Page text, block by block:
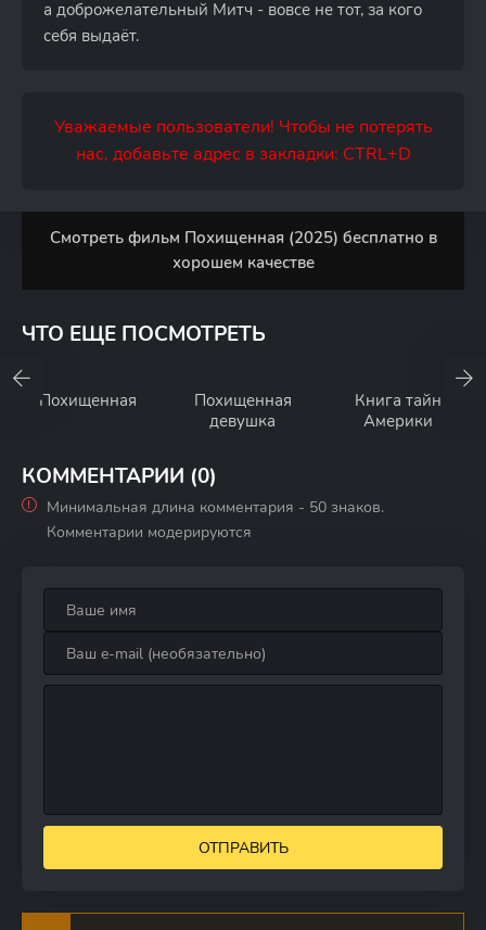
а доброжелательный Митч - вовсе не тот, за кого
себя выдаёт.
Уважаемые пользователи! Чтобы не потерять
нас, добавьте адрес в закладки: CTRL+D
Смотреть фильм Похищенная (2025) бесплатно в
хорошем качестве
ЧТО ЕЩЕ ПОСМОТРЕТЬ
Похищенная
Похищенная
девушка
Книга тайн
Америки
КОММЕНТАРИИ (0)
Минимальная длина комментария - 50 знаков.
Комментарии модерируются
ОТПРАВИТЬ